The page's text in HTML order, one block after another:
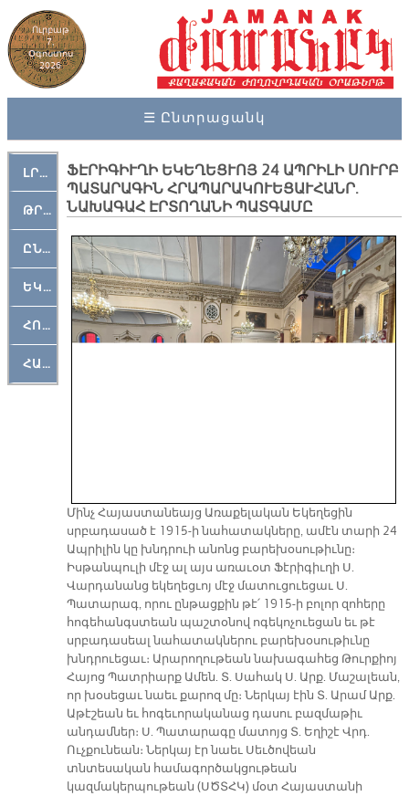
Ուրբաթ
7,
Օգոստոս
2026
☰ Ընտրացանկ
ԼՐԱՀՈՍ
ԹՐՔԱՀԱՅ ԿԵԱՆՔ
ԸՆԿԵՐԱՄՇԱԿՈՒԹԱՅԻՆ
ԵԿԵՂԵՑԱԿԱՆ
ՀՈԳԵՄՏԱՒՈՐ
ՀԱՐԹԱԿ
ՖԷՐԻԳԻՒՂԻ ԵԿԵՂԵՑՒՈՅ 24 ԱՊՐԻԼԻ ՍՈՒՐԲ
ՊԱՏԱՐԱԳԻՆ ՀՐԱՊԱՐԱԿՈՒԵՑԱՒՀԱՆՐ.
ՆԱԽԱԳԱՀ ԷՐՏՈՂԱՆԻ ՊԱՏԳԱՄԸ
Մինչ Հայաստանեայց Առաքելական Եկեղեցին
սրբադասած է 1915-ի նահատակները, ամէն տարի 24
Ապրիլին կը խնդրուի անոնց բարեխօսութիւնը։
Իսթանպուլի մէջ ալ այս առաւօտ Ֆէրիգիւղի Ս.
Վարդանանց եկեղեցւոյ մէջ մատուցուեցաւ Ս.
Պատարագ, որու ընթացքին թէ՛ 1915-ի բոլոր զոհերը
հոգեհանգստեան պաշտօնով ոգեկոչուեցան եւ թէ
սրբադասեալ նահատակներու բարեխօսութիւնը
խնդրուեցաւ։ Արարողութեան նախագահեց Թուրքիոյ
Հայոց Պատրիարք Ամեն. Տ. Սահակ Ս. Արք. Մաշալեան,
որ խօսեցաւ նաեւ քարոզ մը։ Ներկայ էին Տ. Արամ Արք.
Աթէշեան եւ հոգեւորականաց դասու բազմաթիւ
անդամներ։ Ս. Պատարագը մատոյց Տ. Եղիշէ Վրդ.
Ուչքունեան։ Ներկայ էր նաեւ Սեւծովեան
տնտեսական համագործակցութեան
կազմակերպութեան (ՍԾՏՀԿ) մօտ Հայաստանի